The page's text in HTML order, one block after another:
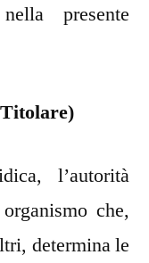
presente
l’autorità
che,
determina le